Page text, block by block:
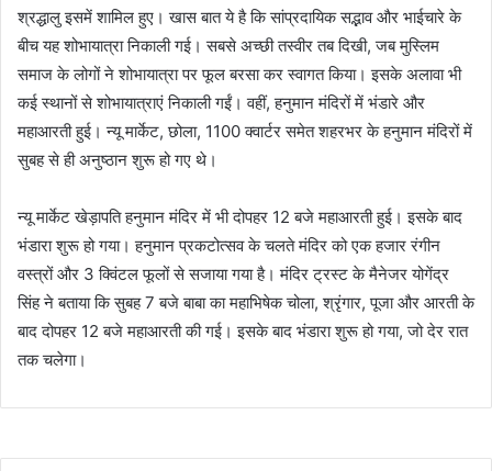
श्रद्धालु इसमें शामिल हुए। खास बात ये है कि सांप्रदायिक सद्भाव और भाईचारे के
बीच यह शोभायात्रा निकाली गई। सबसे अच्छी तस्वीर तब दिखी, जब मुस्लिम
समाज के लोगों ने शोभायात्रा पर फूल बरसा कर स्वागत किया। इसके अलावा भी
कई स्थानों से शोभायात्राएं निकाली गईं। वहीं, हनुमान मंदिरों में भंडारे और
महाआरती हुई। न्यू मार्केट, छोला, 1100 क्वार्टर समेत शहरभर के हनुमान मंदिरों में
सुबह से ही अनुष्ठान शुरू हो गए थे।
न्यू मार्केट खेड़ापति हनुमान मंदिर में भी दोपहर 12 बजे महाआरती हुई। इसके बाद
भंडारा शुरू हो गया। हनुमान प्रकटोत्सव के चलते मंदिर को एक हजार रंगीन
वस्त्रों और 3 क्विंटल फूलों से सजाया गया है। मंदिर ट्रस्ट के मैनेजर योगेंद्र
सिंह ने बताया कि सुबह 7 बजे बाबा का महाभिषेक चोला, श्रृंगार, पूजा और आरती के
बाद दोपहर 12 बजे महाआरती की गई। इसके बाद भंडारा शुरू हो गया, जो देर रात
तक चलेगा।